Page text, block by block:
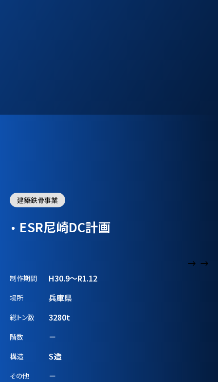
建築鉄骨事業
ESR尼崎DC計画
制作期間 H30.9～R1.12
場所 兵庫県
総トン数 3280t
階数 －
構造 S造
その他 －